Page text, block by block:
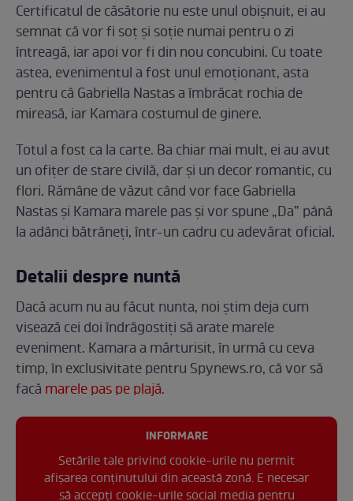
Certificatul de căsătorie nu este unul obișnuit, ei au
semnat că vor fi soț și soție numai pentru o zi
întreagă, iar apoi vor fi din nou concubini. Cu toate
astea, evenimentul a fost unul emoționant, asta
pentru că Gabriella Nastas a îmbrăcat rochia de
mireasă, iar Kamara costumul de ginere.
Totul a fost ca la carte. Ba chiar mai mult, ei au avut
un ofițer de stare civilă, dar și un decor romantic, cu
flori. Rămâne de văzut când vor face Gabriella
Nastas și Kamara marele pas și vor spune „Da” până
la adânci bătrâneți, într-un cadru cu adevărat oficial.
Detalii despre nuntă
Dacă acum nu au făcut nunta, noi știm deja cum
visează cei doi îndrăgostiți să arate marele
eveniment. Kamara a mărturisit, în urmă cu ceva
timp, în exclusivitate pentru Spynews.ro, că vor să
facă marele pas pe plajă.
INFORMARE
Setările tale privind cookie-urile nu permit
afișarea conținutului din această zonă. E necesar
să accepți cookie-urile social media pentru